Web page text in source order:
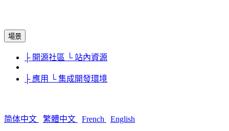
場景
├ 開源社區 └ 站內資源
├ 應用 └ 集成開發環境
简体中文 繁體中文 French English